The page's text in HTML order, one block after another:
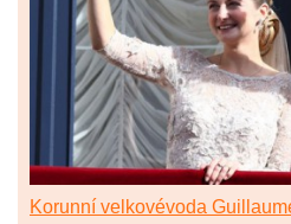
Korunní velkovévoda